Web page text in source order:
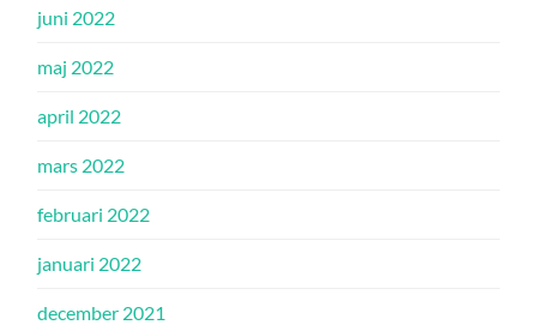
juni 2022
maj 2022
april 2022
mars 2022
februari 2022
januari 2022
december 2021